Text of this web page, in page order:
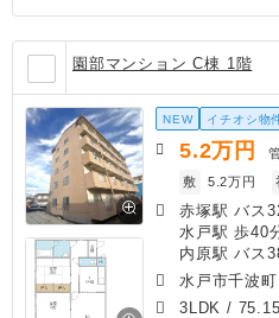
園部マンション C棟 1階
NEW イチオシ物
5.2万円
敷
5.2万円
赤塚駅 バス
水戸駅 歩40
内原駅 バス
水戸市千波町
3LDK /